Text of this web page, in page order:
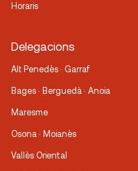
Horaris
Delegacions
Alt Penedès · Garraf
Bages · Berguedà · Anoia
Maresme
Osona · Moianès
Vallès Oriental